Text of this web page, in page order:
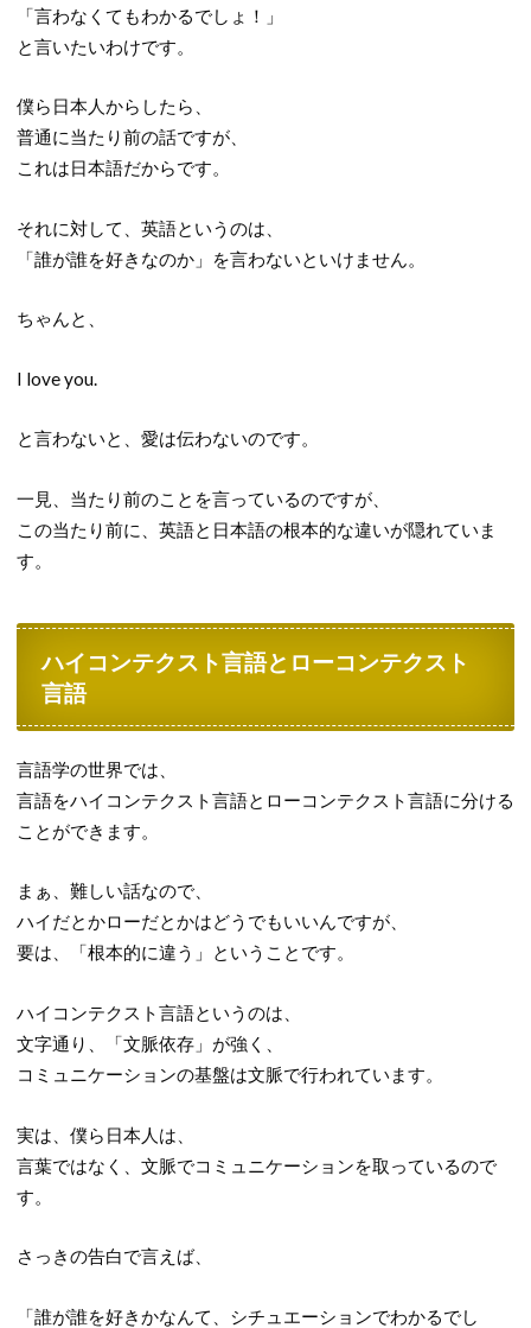
「言わなくてもわかるでしょ！」
と言いたいわけです。
僕ら日本人からしたら、
普通に当たり前の話ですが、
これは日本語だからです。
それに対して、英語というのは、
「誰が誰を好きなのか」を言わないといけません。
ちゃんと、
I love you.
と言わないと、愛は伝わないのです。
一見、当たり前のことを言っているのですが、
この当たり前に、英語と日本語の根本的な違いが隠れていま
す。
ハイコンテクスト言語とローコンテクスト
言語
言語学の世界では、
言語をハイコンテクスト言語とローコンテクスト言語に分ける
ことができます。
まぁ、難しい話なので、
ハイだとかローだとかはどうでもいいんですが、
要は、「根本的に違う」ということです。
ハイコンテクスト言語というのは、
文字通り、「文脈依存」が強く、
コミュニケーションの基盤は文脈で行われています。
実は、僕ら日本人は、
言葉ではなく、文脈でコミュニケーションを取っているので
す。
さっきの告白で言えば、
「誰が誰を好きかなんて、シチュエーションでわかるでし